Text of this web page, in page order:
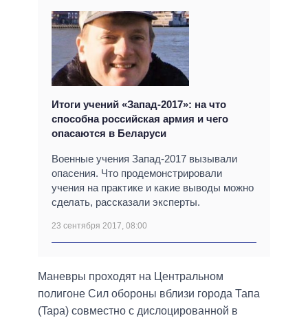
Итоги учений «Запад-2017»: на что
способна российская армия и чего
опасаются в Беларуси
Военные учения Запад-2017 вызывали
опасения. Что продемонстрировали
учения на практике и какие выводы можно
сделать, рассказали эксперты.
23 сентября 2017, 08:00
Маневры проходят на Центральном
полигоне Сил обороны вблизи города Тапа
(Tapa) совместно с дислоцированной в